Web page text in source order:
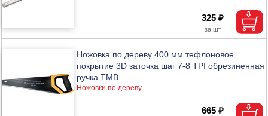
325 ₽
Ножовка по дереву 400 мм тефлоновое
покрытие 3D заточка шаг 7-8 TPI обрезиненная
ручка ТМВ
Ножовки по дереву
665 ₽